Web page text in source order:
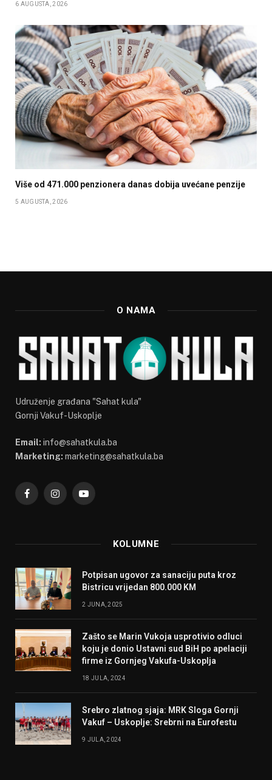
6 AUGUSTA, 2026
Više od 471.000 penzionera danas dobija uvećane penzije
5 AUGUSTA, 2026
O NAMA
Udruženje građana "Sahat kula"
Gornji Vakuf-Uskoplje
Email: info@sahatkula.ba
Marketing: marketing@sahatkula.ba
FacebookInstagramYouTube
KOLUMNE
Potpisan ugovor za sanaciju puta kroz
Bistricu vrijedan 800.000 KM
2 JUNA, 2025
Zašto se Marin Vukoja usprotivio odluci
koju je donio Ustavni sud BiH po apelaciji
firme iz Gornjeg Vakufa-Uskoplja
18 JULA, 2024
Srebro zlatnog sjaja: MRK Sloga Gornji
Vakuf – Uskoplje: Srebrni na Eurofestu
9 JULA, 2024